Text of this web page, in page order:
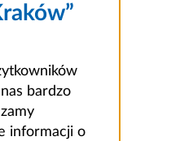
bardzo
informacji o